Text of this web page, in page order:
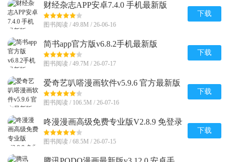
财经杂志APP安卓7.4.0 手机最新版
图书阅读 / 49.8M / 26-06-16
下载
简书app官方版v6.8.2手机最新版
图书阅读 / 49.7M / 26-07-17
下载
爱奇艺叭嗒漫画软件v5.9.6 官方最新版
图书阅读 / 106.5M / 26-07-16
下载
咚漫漫画高级免费专业版V2.8.9 免登录
版
图书阅读 / 68.5M / 26-07-15
下载